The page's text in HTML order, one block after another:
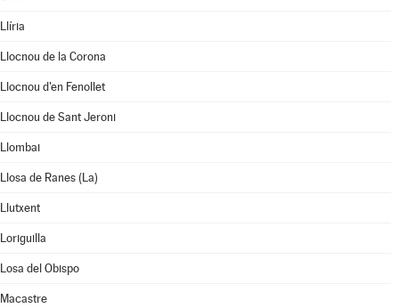
Llíria
Llocnou de la Corona
Llocnou d'en Fenollet
Llocnou de Sant Jeroni
Llombai
Llosa de Ranes (La)
Llutxent
Loriguilla
Losa del Obispo
Macastre